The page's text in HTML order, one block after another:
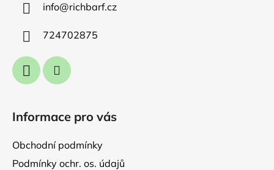
info@richbarf.cz
724702875
Informace pro vás
Obchodní podmínky
Podmínky ochr. os. údajů